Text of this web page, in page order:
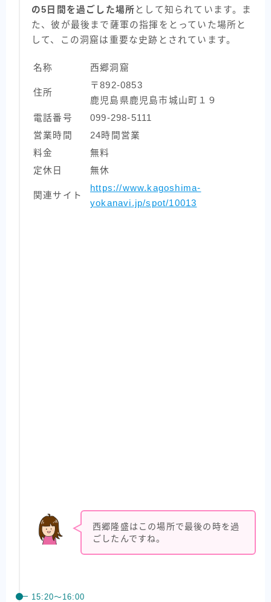
の5日間を過ごした場所 として知られています。ま
た、彼が最後まで薩軍の指揮をとっていた場所と
して、この洞窟は重要な史跡とされています。
名称 西郷洞窟
住所
〒892-0853
鹿児島県鹿児島市城山町１９
電話番号
099-298-5111
営業時間
24時間営業
料金
無料
定休日
無休
関連サイト
https://www.kagoshima-
yokanavi.jp/spot/10013
西郷隆盛はこの場所で最後の時を過
ごしたんですね。
15:20〜16:00